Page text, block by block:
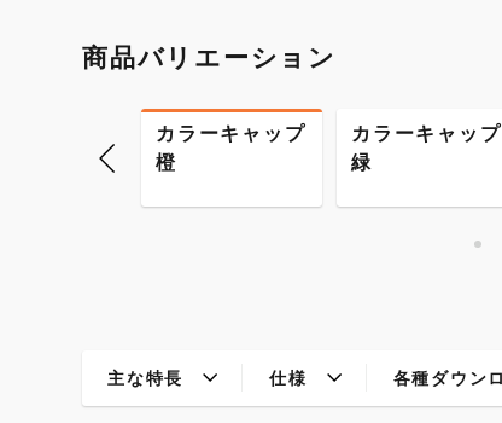
商品バリエーション
カラーキャップ
橙
カラーキャップ
緑
主な特長 仕様 各種ダウン